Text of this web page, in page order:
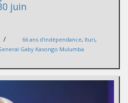
juin
/ 66 ans d'indépendance, Ituri,
Gaby Kasongo Mulumba